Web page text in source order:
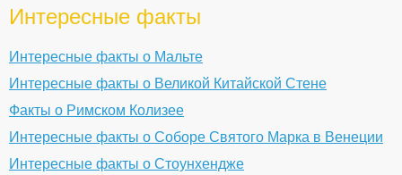
Интересные факты
Интересные факты о Мальте
Интересные факты о Великой Китайской Стене
Факты о Римском Колизее
Интересные факты о Соборе Святого Марка в Венеции
Интересные факты о Стоунхендже